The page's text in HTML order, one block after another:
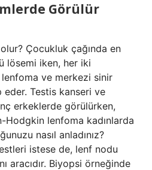
Görülür
Çocukluk çağında en
lösemi iken, her iki
ve merkezi sinir
Testis kanseri ve
erkeklerde görülürken,
lenfoma kadınlarda
nasıl anladınız?
istese de, lenf nodu
aracıdır. Biyopsi örneğinde